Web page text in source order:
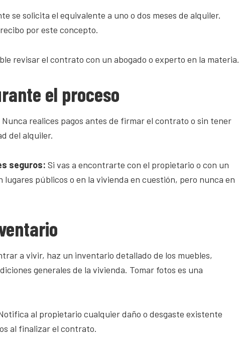
se solicita el equivalente a uno o dos meses de alquiler.
por este concepto.
revisar el contrato con un abogado o experto en la materia.
el proceso
Nunca realices pagos antes de firmar el contrato o sin tener
del alquiler.
seguros: Si vas a encontrarte con el propietario o con un
lugares públicos o en la vivienda en cuestión, pero nunca en
a vivir, haz un inventario detallado de los muebles,
generales de la vivienda. Tomar fotos es una
al propietario cualquier daño o desgaste existente
al finalizar el contrato.